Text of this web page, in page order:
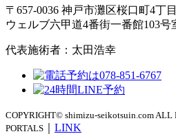
〒657-0036 神戸市灘区桜口町4丁
ウェルブ六甲道4番街一番館103号
代表施術者：太田浩幸
COPYRIGHT© shimizu-seikotsuin.com ALL
PORTALS
LINK